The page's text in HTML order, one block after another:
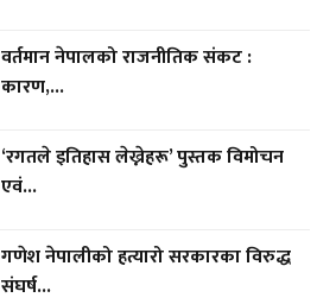
वर्तमान नेपालको राजनीतिक संकट :
कारण,...
‘रगतले इतिहास लेख्नेहरू’ पुस्तक विमोचन
एवं...
गणेश नेपालीको हत्यारो सरकारका विरुद्ध
संघर्ष...